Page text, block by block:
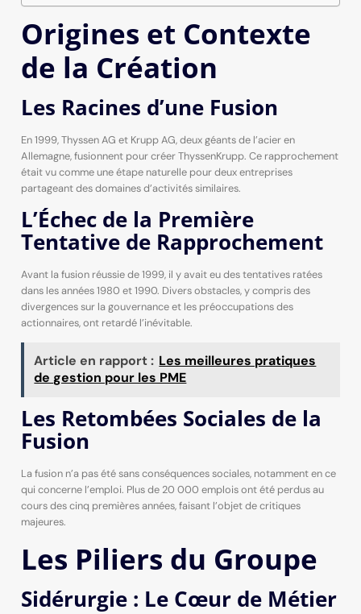
Origines et Contexte
de la Création
Les Racines d’une Fusion
En 1999, Thyssen AG et Krupp AG, deux géants de l’acier en
Allemagne, fusionnent pour créer ThyssenKrupp. Ce rapprochement
était vu comme une étape naturelle pour deux entreprises
partageant des domaines d’activités similaires.
L’Échec de la Première
Tentative de Rapprochement
Avant la fusion réussie de 1999, il y avait eu des tentatives ratées
dans les années 1980 et 1990. Divers obstacles, y compris des
divergences sur la gouvernance et les préoccupations des
actionnaires, ont retardé l’inévitable.
Article en rapport : Les meilleures pratiques
de gestion pour les PME
Les Retombées Sociales de la
Fusion
La fusion n’a pas été sans conséquences sociales, notamment en ce
qui concerne l’emploi. Plus de 20 000 emplois ont été perdus au
cours des cinq premières années, faisant l’objet de critiques
majeures.
Les Piliers du Groupe
Sidérurgie : Le Cœur de Métier